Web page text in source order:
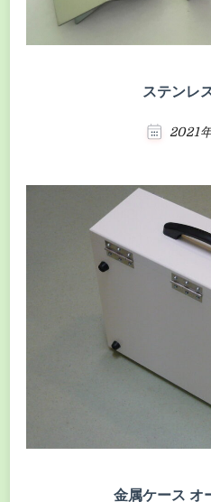
ステンレ
2021
金属ケース オ